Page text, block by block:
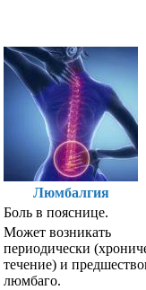
Люмбалгия
Боль в пояснице.
Может возникать
периодически
течение) и
люмбаго.